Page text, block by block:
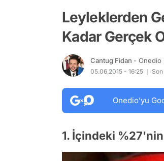
Leyleklerden
Kadar Gerçek
Cantug Fidan - Onedio
05.06.2015 - 16:25
Onedio’yu
1. İçindeki